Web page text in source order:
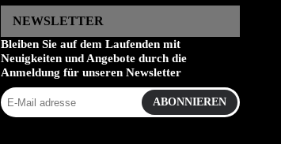
NEWSLETTER
Bleiben Sie auf dem Laufenden mit
Neuigkeiten und Angebote durch die
Anmeldung für unseren Newsletter
ABONNIEREN